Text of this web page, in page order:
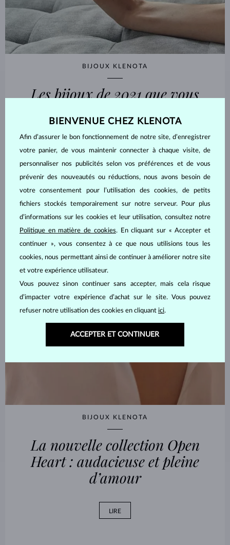
BIJOUX KLENOTA
Les bijoux de 2021 que vous
BIJOUX KLENOTA
La nouvelle collection Open
Heart : audacieuse et pleine
d’amour
LIRE
BIENVENUE CHEZ KLENOTA
Afin d’assurer le bon fonctionnement de notre site, d’enregistrer
votre panier, de vous maintenir connecter à chaque visite, de
personnaliser nos publicités selon vos préférences et de vous
prévenir des nouveautés ou réductions, nous avons besoin de
votre consentement pour l’utilisation des cookies, de petits
fichiers stockés temporairement sur notre serveur. Pour plus
d’informations sur les cookies et leur utilisation, consultez notre
Politique en matière de cookies. En cliquant sur « Accepter et
continuer », vous consentez à ce que nous utilisions tous les
cookies, nous permettant ainsi de continuer à améliorer notre site
et votre expérience utilisateur.
Vous pouvez sinon continuer sans accepter, mais cela risque
d’impacter votre expérience d’achat sur le site. Vous pouvez
refuser notre utilisation des cookies en cliquant ici.
ACCEPTER ET CONTINUER